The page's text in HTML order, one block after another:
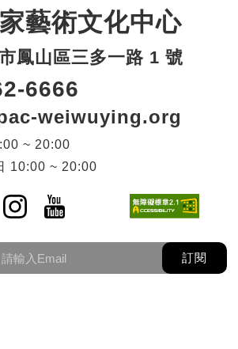
藝術文化中心
鳳山區三多一路 1 號
6666
weiwuying.org
~ 20:00
10:00 ~ 20:00
視窗)
)
開新視窗)
Instagram(另開新視窗)
YouTube(另開新視窗)
訂閱